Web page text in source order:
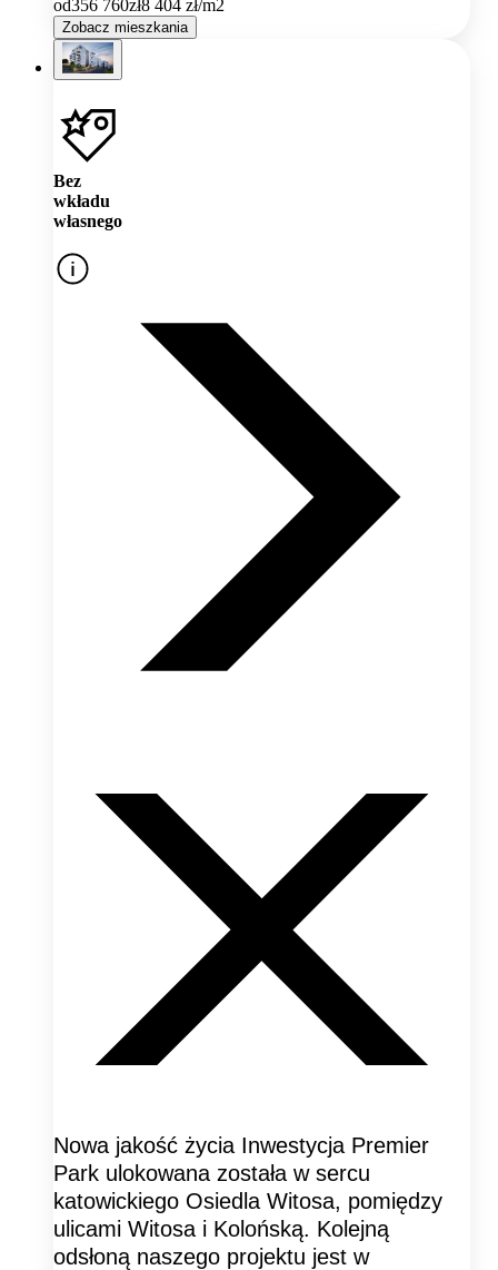
od356 760zł8 404 zł/m2
Zobacz mieszkania
Bez
wkładu
własnego
Nowa jakość życia Inwestycja Premier
Park ulokowana została w sercu
katowickiego Osiedla Witosa, pomiędzy
ulicami Witosa i Kolońską. Kolejną
odsłoną naszego projektu jest w